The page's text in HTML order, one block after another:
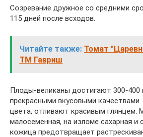
Созревание дружное со средними
115 дней после всходов.
Читайте также: Томат
ТМ Гавриш
Плоды-великаны достигают 300-400
прекрасными вкусовыми качествами.
цвета, отливают красивым глянцем.
малосеменная, на изломе сахарная и
кожица предотвращает